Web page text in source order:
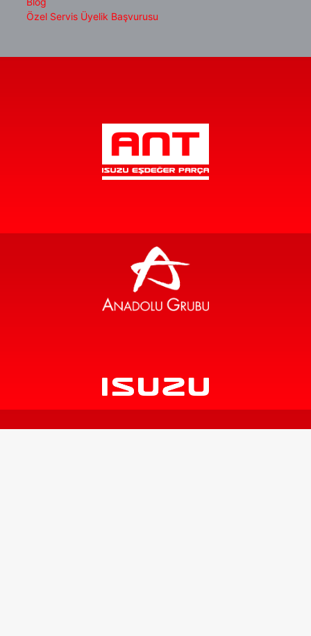
Özel Servis Üyelik Başvurusu